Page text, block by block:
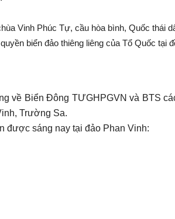
Vinh Phúc Tự, cầu hòa bình, Quốc thái
biển đảo thiêng liêng của Tổ Quốc tại
về Biển Đông TƯGHPGVN và BTS
Trường Sa.
được sáng nay tại đảo Phan Vinh: